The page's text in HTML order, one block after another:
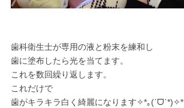
歯科衛生士が専用の液と粉末を練和し
歯に塗布したら光を当てます。
これを数回繰り返します。
これだけで
歯がキラキラ白く綺麗になります✧*｡(ˊᗜˋ*)✧*